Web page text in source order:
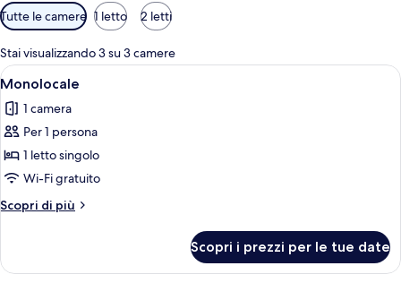
Filtri
disponibili
per
le
camere
Tutte le camere 1 letto 2 letti
Stai visualizzando 3 su 3 camere
Apri
tutte
le
foto
per
Monolocale
Una camera da letto con un letto,
9
Monolocale
1 camera
Per 1 persona
1 letto singolo
Wi-Fi gratuito
Scopri di più
Altri
Scopri i prezzi per le tue date